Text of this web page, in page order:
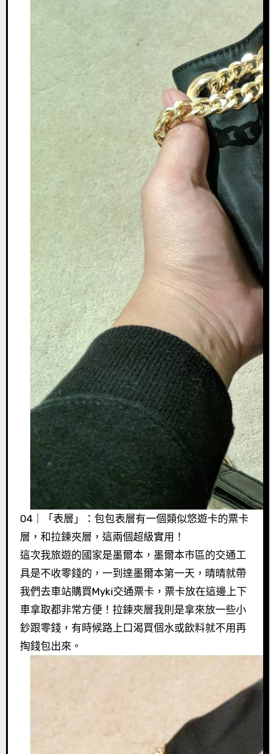
04｜「表層」：包包表層有一個類似悠遊卡的票卡
層，和拉鍊夾層，這兩個超級實用！
這次我旅遊的國家是墨爾本，墨爾本市區的交通工
具是不收零錢的，一到達墨爾本第一天，晴晴就帶
我們去車站購買Myki交通票卡，票卡放在這邊上下
車拿取都非常方便！拉鍊夾層我則是拿來放一些小
鈔跟零錢，有時候路上口渴買個水或飲料就不用再
掏錢包出來。